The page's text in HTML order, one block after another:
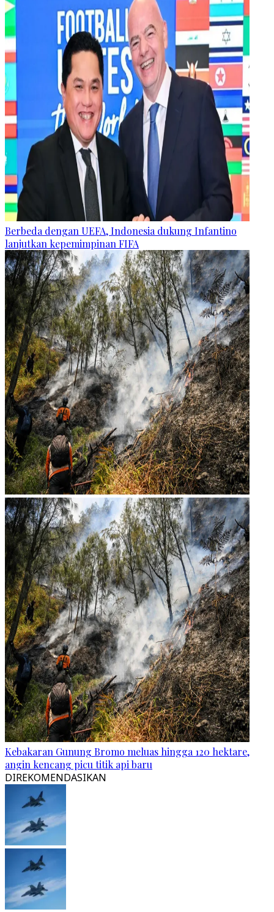
Berbeda dengan UEFA, Indonesia dukung Infantino
lanjutkan kepemimpinan FIFA
Kebakaran Gunung Bromo meluas hingga 120 hektare,
angin kencang picu titik api baru
DIREKOMENDASIKAN